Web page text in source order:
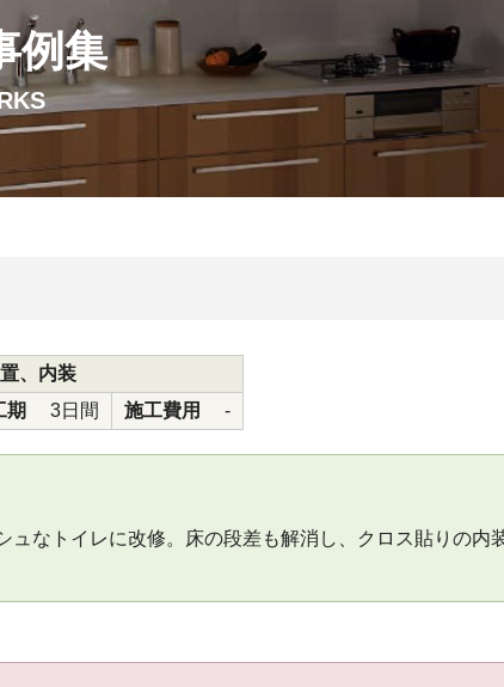
例集
、内装
期 3日間 施工費用 -
なトイレに改修。床の段差も解消し、クロス貼りの内